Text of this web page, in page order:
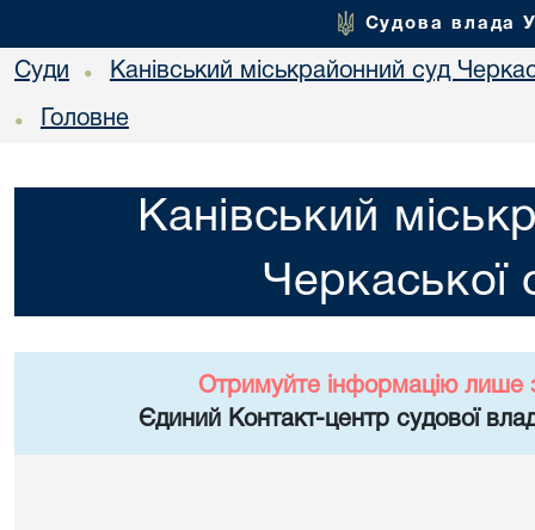
Судова влада
Суди • Канівський міськрайонний суд
• Головне
Канівський
Черкаської
Отримуйте інформацію лише
Єдиний Контакт-центр судової